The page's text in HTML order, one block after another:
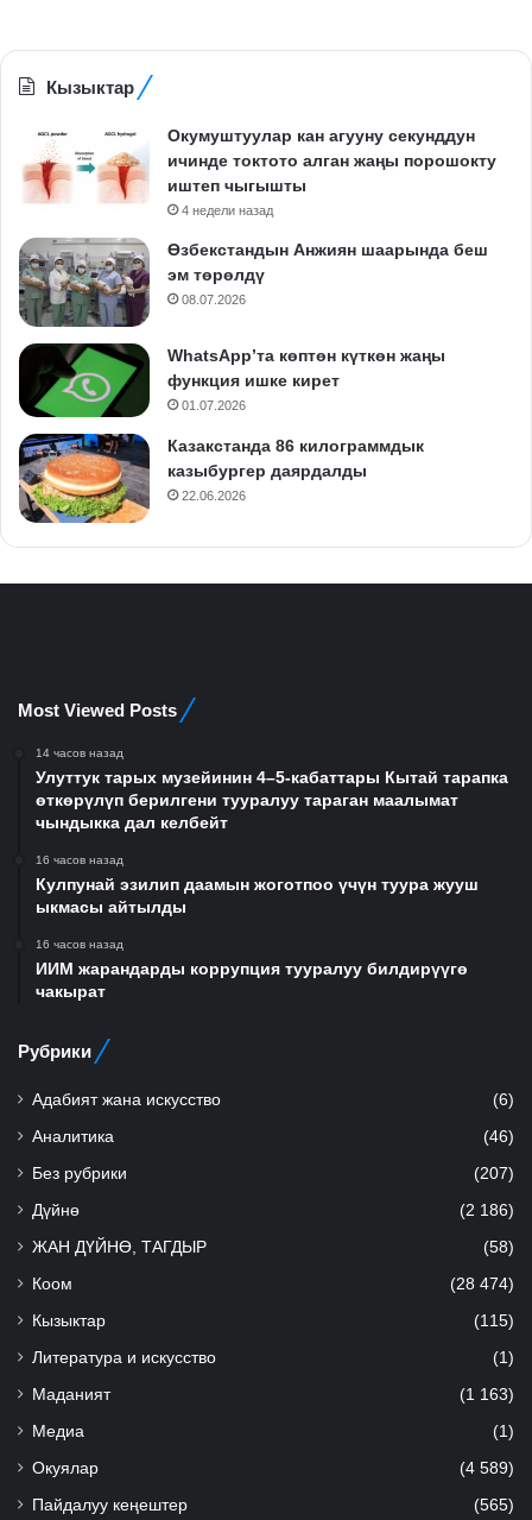
Кызыктар
Окумуштуулар кан агууну секунддун
ичинде токтото алган жаңы порошокту
иштеп чыгышты
4 недели назад
Өзбекстандын Анжиян шаарында беш
эм төрөлдү
08.07.2026
WhatsApp’та көптөн күткөн жаңы
функция ишке кирет
01.07.2026
Казакстанда 86 килограммдык
казыбургер даярдалды
22.06.2026
Most Viewed Posts
14 часов назад
Улуттук тарых музейинин 4–5-кабаттары Кытай тарапка
өткөрүлүп берилгени тууралуу тараган маалымат
чындыкка дал келбейт
16 часов назад
Кулпунай эзилип даамын жоготпоо үчүн туура жууш
ыкмасы айтылды
16 часов назад
ИИМ жарандарды коррупция тууралуу билдирүүгө
чакырат
Рубрики
Адабият жана искусство (6)
Аналитика (46)
Без рубрики (207)
Дүйнө (2 186)
ЖАН ДҮЙНӨ, ТАГДЫР (58)
Коом (28 474)
Кызыктар (115)
Литература и искусство (1)
Маданият (1 163)
Медиа (1)
Окуялар (4 589)
Пайдалуу кеңештер (565)